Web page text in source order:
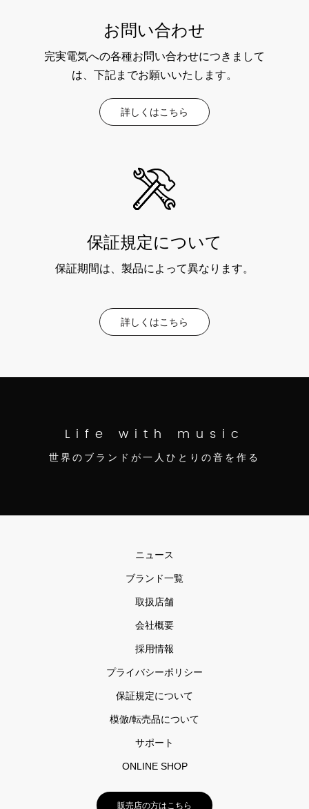
お問い合わせ
完実電気への各種お問い合わせにつきまして
は、下記までお願いいたします。
詳しくはこちら
保証規定について
保証期間は、製品によって異なります。
詳しくはこちら
Life with music
世界のブランドが一人ひとりの音を作る
ニュース
ブランド一覧
取扱店舗
会社概要
採用情報
プライバシーポリシー
保証規定について
模倣/転売品について
サポート
ONLINE SHOP
販売店の方はこちら